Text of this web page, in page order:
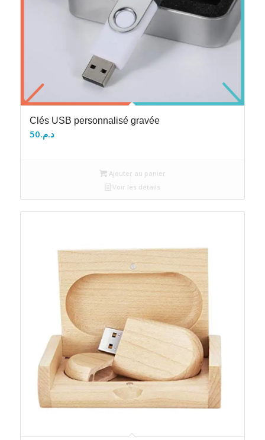
Clés USB personnalisé gravée
د.م.50
Ajouter au panier
Voir les détails